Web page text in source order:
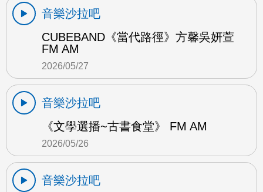
音樂沙拉吧
CUBEBAND《當代路徑》方馨吳妍萱
FM AM
2026/05/27
音樂沙拉吧
《文學選播~古書食堂》 FM AM
2026/05/26
音樂沙拉吧